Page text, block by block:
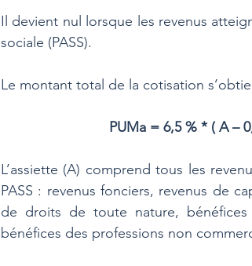
Il devient nul lorsque les revenus
sociale (PASS).
Le montant total de la cotisation
PUMa = 6,5 % * ( A –
L’assiette (A) comprend tous les
PASS : revenus fonciers, revenus de
de droits de toute nature,
bénéfices des professions non